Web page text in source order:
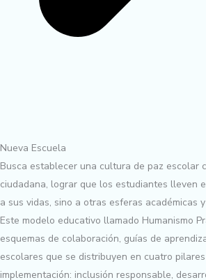
Nueva Escuela
Busca establecer una cultura de paz escolar
ciudadana, lograr que los estudiantes lleven
a sus vidas, sino a otras esferas académicas
Este modelo educativo llamado Humanismo
esquemas de colaboración, guías de
escolares que se distribuyen en cuatro
implementación: inclusión responsable,